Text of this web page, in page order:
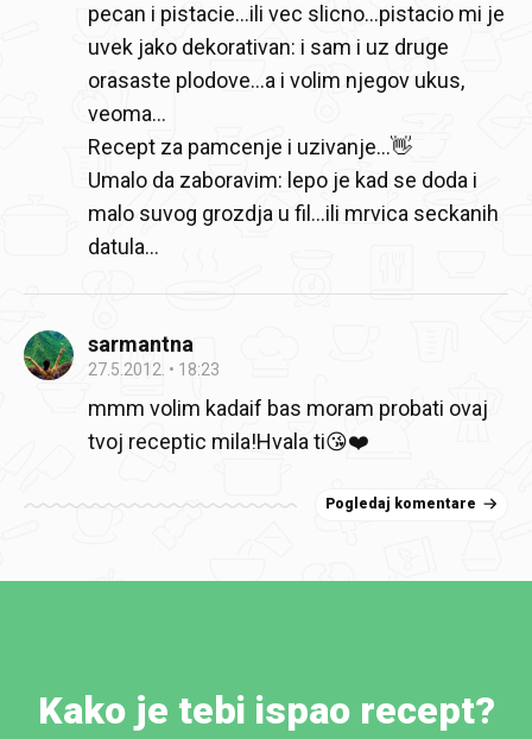
pecan i pistacie...ili vec slicno...pistacio mi je
uvek jako dekorativan: i sam i uz druge
orasaste plodove...a i volim njegov ukus,
veoma...
Recept za pamcenje i uzivanje...👋
Umalo da zaboravim: lepo je kad se doda i
malo suvog grozdja u fil...ili mrvica seckanih
datula...
sarmantna
27.5.2012. 18:23
mmm volim kadaif bas moram probati ovaj
tvoj receptic mila!Hvala ti😘❤️
Pogledaj komentare
Kako je tebi ispao recept?